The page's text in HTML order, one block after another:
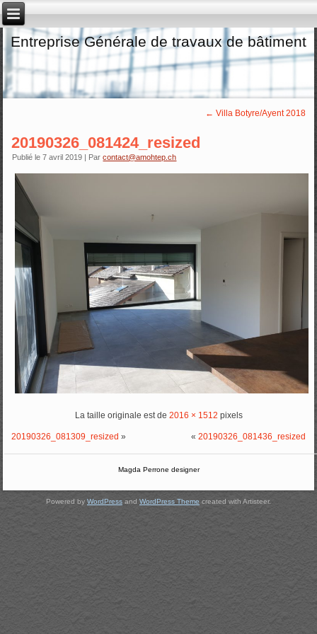
Entreprise Générale de travaux de bâtiment
← Villa Botyre/Ayent 2018
20190326_081424_resized
Publié le 7 avril 2019 | Par contact@amohtep.ch
La taille originale est de 2016 × 1512 pixels
20190326_081309_resized » « 20190326_081436_resized
Magda Perrone designer
Powered by WordPress and WordPress Theme created with Artisteer.